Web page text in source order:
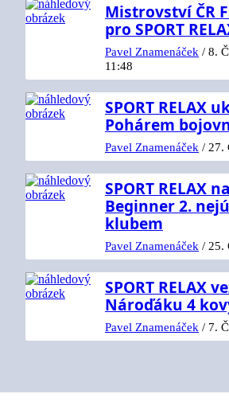
Mistrovství ČR
pro SPORT
Pavel Znamenáček / 8.
11:48
SPORT RELAX
Pohárem
Pavel Znamenáček / 27.
SPORT RELAX
Beginner 2.
klubem
Pavel Znamenáček / 25.
SPORT RELAX
Nároďáku 4
Pavel Znamenáček / 7.